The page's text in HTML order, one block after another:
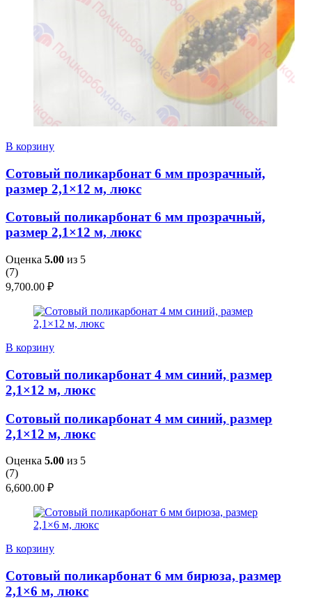
В корзину
Сотовый поликарбонат 6 мм прозрачный,
размер 2,1×12 м, люкс
Сотовый поликарбонат 6 мм прозрачный,
размер 2,1×12 м, люкс
Оценка 5.00 из 5
(7)
9,700.00 ₽
В корзину
Сотовый поликарбонат 4 мм синий, размер
2,1×12 м, люкс
Сотовый поликарбонат 4 мм синий, размер
2,1×12 м, люкс
Оценка 5.00 из 5
(7)
6,600.00 ₽
В корзину
Сотовый поликарбонат 6 мм бирюза, размер
2,1×6 м, люкс